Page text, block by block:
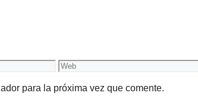
Web
para la próxima vez que comente.